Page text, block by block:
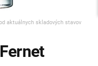
aktuálnych skladových stavov